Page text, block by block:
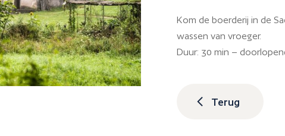
Kom de boerderij in de
wassen van vroeger.
Duur: 30 min –
Terug